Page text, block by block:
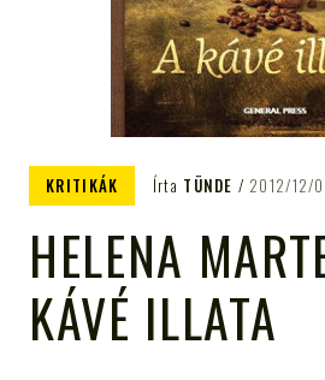
KRITIKÁK Írta TÜNDE 2012/12/
HELENA
KÁVÉ ILLATA